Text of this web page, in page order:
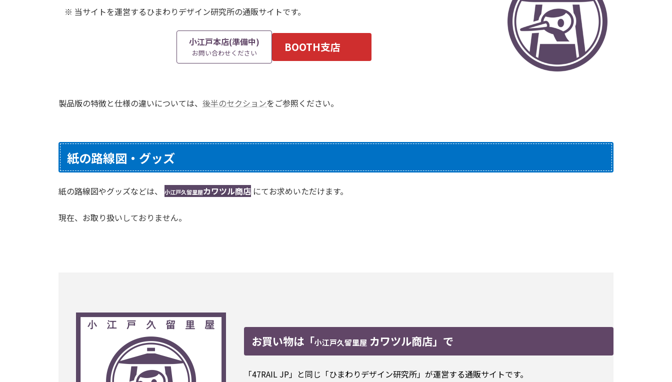
※ 当サイトを運営するひまわりデザイン研究所の通販サイトです。
小江戸本店(準備中)
お問い合わせください BOOTH支店
製品版の特徴と仕様の違いについては、 後半のセクションをご参照ください。
紙の路線図・グッズ
紙の路線図やグッズなどは、 小江戸久留里屋カワツル商店 にてお求めいただけます。
現在、お取り扱いしておりません。
お買い物は「小江戸久留里屋 カワツル商店」で
「47RAIL JP」と同じ「ひまわりデザイン研究所」が運営する通販サイトです。